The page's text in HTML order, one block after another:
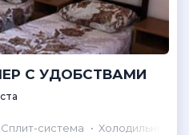
С УДОБСТВАМИ
Сплит-система
Холодильник в